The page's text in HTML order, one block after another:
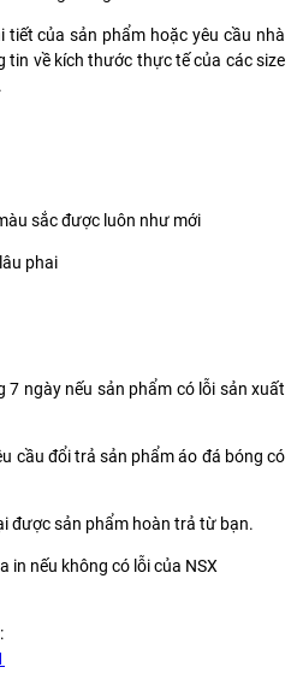
tiết của sản phẩm hoặc yêu cầu nhà
tin về kích thước thực tế của các size
sắc được luôn như mới
phai
ngày nếu sản phẩm có lỗi sản xuất
cầu đổi trả sản phẩm áo đá bóng có
được sản phẩm hoàn trả từ bạn.
in nếu không có lỗi của NSX